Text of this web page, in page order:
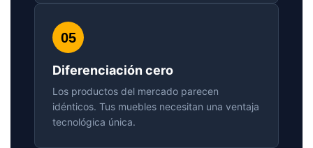
05
Diferenciación cero
Los productos del mercado parecen
idénticos. Tus muebles necesitan una ventaja
tecnológica única.